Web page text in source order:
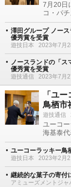
7月20日
コ・パ
澤田グループ ノー
優秀賞を受賞
遊技日本 2023年7月
ノースランドの「ス
優秀賞を受賞
遊技通信 2023年7月
「ユ
鳥栖市
遊技通信
ユーコ
海基泰
ユーコーラッキー鳥
遊技日本 2023年2月2
継続的な菓子の寄付
アミューズメントジャ